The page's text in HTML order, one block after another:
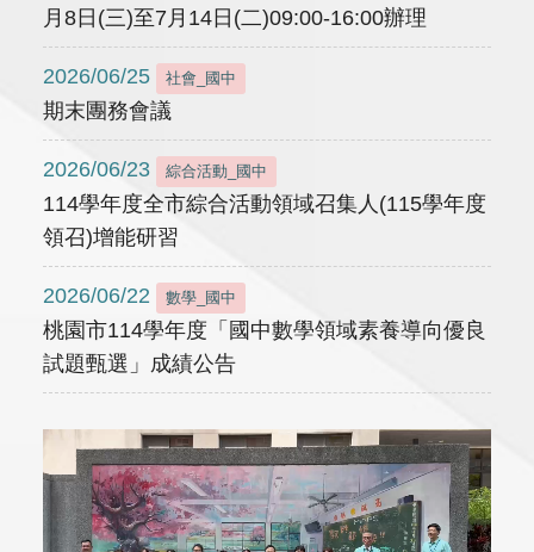
月8日(三)至7月14日(二)09:00-16:00辦理
2026/06/25 社會_國中
期末團務會議
2026/06/23 綜合活動_國中
114學年度全市綜合活動領域召集人(115學年度
領召)增能研習
2026/06/22 數學_國中
桃園市114學年度「國中數學領域素養導向優良
試題甄選」成績公告